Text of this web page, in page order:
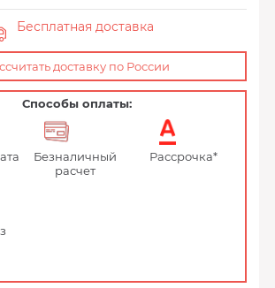
Бесплатная доставка
доставку по России
Способы оплаты:
Безналичный
расчет
Рассрочка*